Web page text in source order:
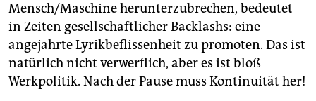
Mensch/Maschine herunterzubrechen, bedeutet
in Zeiten gesellschaftlicher Backlashs: eine
angejahrte Lyrikbeflissenheit zu promoten. Das ist
natürlich nicht verwerflich, aber es ist bloß
Werkpolitik. Nach der Pause muss Kontinuität her!